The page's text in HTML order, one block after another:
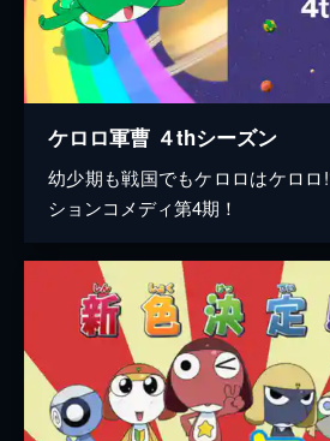
ケロロ軍曹 ４thシーズン
幼少期も戦国でもケロロはケロロ
ションコメディ第4期！